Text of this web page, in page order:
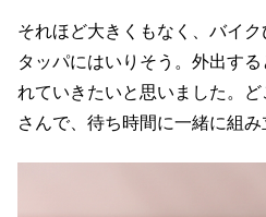
それほど大きくもなく、バイ
タッパにはいりそう。外出す
れていきたいと思いました。
さんで、待ち時間に一緒に組